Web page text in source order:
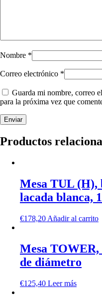
Nombre *
Correo electrónico *
Guarda mi nombre, correo
para la próxima vez que
Productos
Mesa TUL (H),
lacada blanca,
€178,20 Añadir al carrito
Mesa TOWER,
de diámetro
€125,40 Leer más